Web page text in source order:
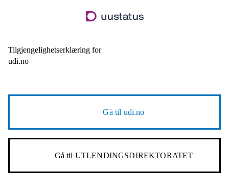
til
Tilgjengelighetserklæring for
udi.no
Gå til udi.no
Gå til UTLENDINGSDIREKTORATET